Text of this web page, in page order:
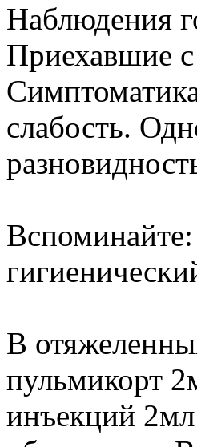
Наблюдения
Приехавшие
слабость.
В
пульмикорт
инъекций